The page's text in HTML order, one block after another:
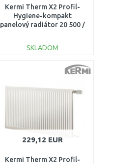
Kermi Therm X2 Profil-
Hygiene-kompakt
panelový radiátor 20 500 /
SKLADOM
DO KOŠÍKA
Porovnať
229,12 EUR
Kermi Therm X2 Profil-